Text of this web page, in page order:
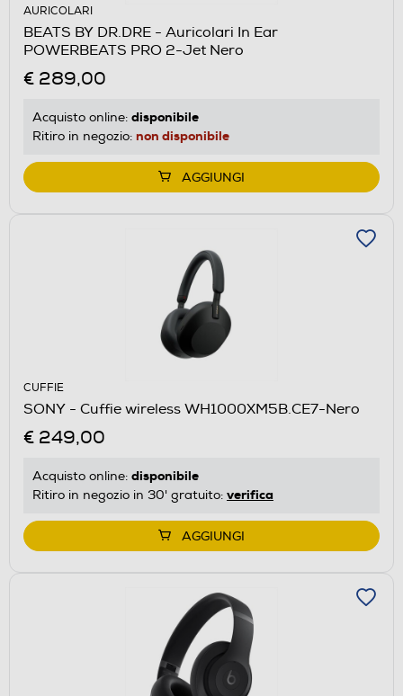
AURICOLARI
BEATS BY DR.DRE - Auricolari In Ear
POWERBEATS PRO 2-Jet Nero
€ 289,00
Acquisto online: disponibile
Ritiro in negozio: non disponibile
AGGIUNGI
CUFFIE
SONY - Cuffie wireless WH1000XM5B.CE7-Nero
€ 249,00
Acquisto online: disponibile
Ritiro in negozio in 30' gratuito: verifica
AGGIUNGI